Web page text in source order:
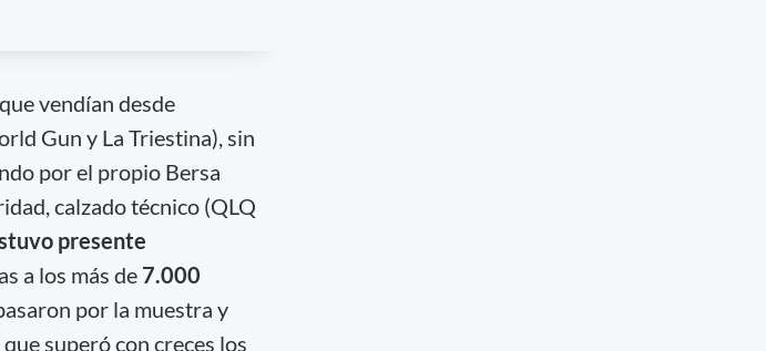
que vendían desde
Gun y La Triestina), sin
por el propio Bersa
calzado técnico (QLQ
presente
a los más de 7.000
por la muestra y
superó con creces los